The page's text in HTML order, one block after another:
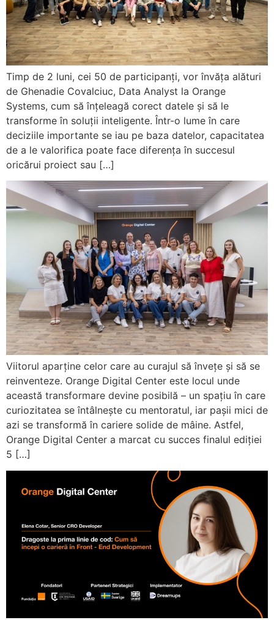
Timp de 2 luni, cei 50 de participanți, vor învăța alături
de Ghenadie Covalciuc, Data Analyst la Orange
Systems, cum să înțeleagă corect datele și să le
transforme în soluții inteligente. Într-o lume în care
deciziile importante se iau pe baza datelor, capacitatea
de a le valorifica poate face diferența în succesul
oricărui proiect sau […]
Viitorul aparține celor care au curajul să învețe și să se
reinventeze. Orange Digital Center este locul unde
această transformare devine posibilă – un spațiu în care
curiozitatea se întâlnește cu mentoratul, iar pașii mici de
azi se transformă în cariere solide de mâine. Astfel,
Orange Digital Center a marcat cu succes finalul ediției
5 […]